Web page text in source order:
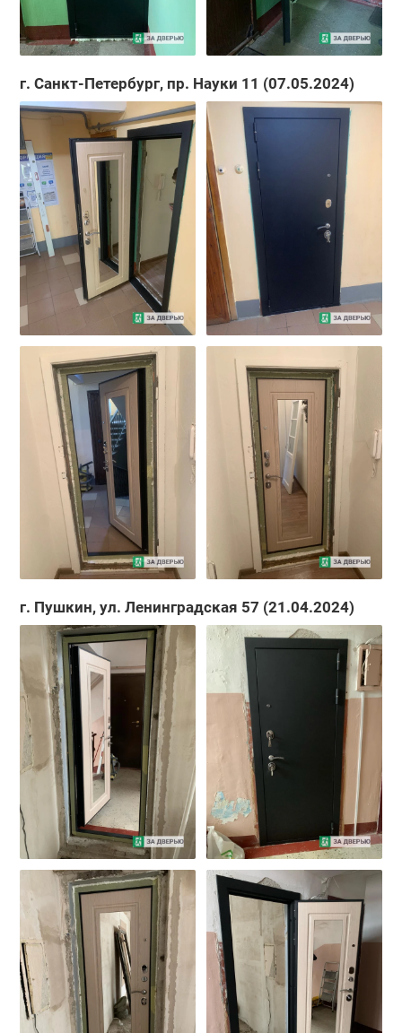
г. Санкт-Петербург, пр. Науки 11 (07.05.2024)
г. Пушкин, ул. Ленинградская 57 (21.04.2024)